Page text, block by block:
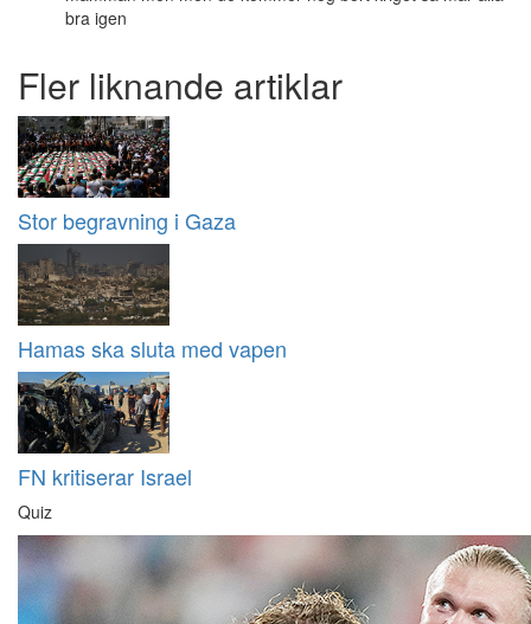
bra igen
Fler liknande artiklar
Stor begravning i Gaza
Hamas ska sluta med vapen
FN kritiserar Israel
Quiz